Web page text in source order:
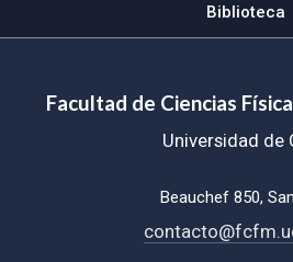
Biblioteca
Facultad de Ciencias
Universidad de
Beauchef 850,